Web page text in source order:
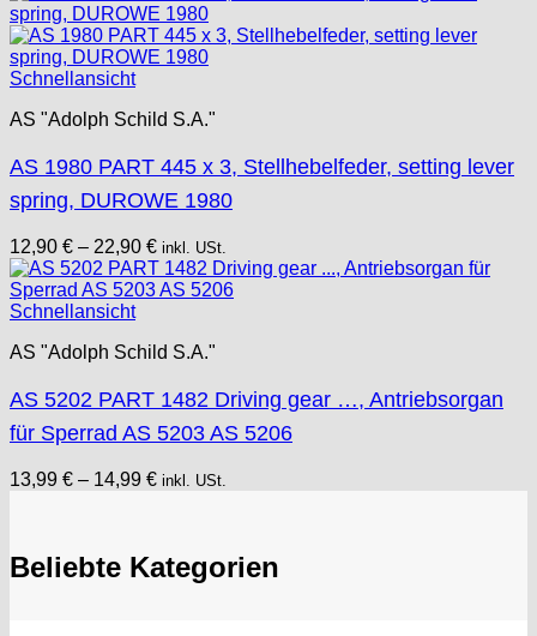
Schnellansicht
AS "Adolph Schild S.A."
AS 1980 PART 445 x 3, Stellhebelfeder, setting lever
spring, DUROWE 1980
12,90 € – 22,90 € inkl. USt.
Schnellansicht
AS "Adolph Schild S.A."
AS 5202 PART 1482 Driving gear …, Antriebsorgan
für Sperrad AS 5203 AS 5206
13,99 € – 14,99 € inkl. USt.
Beliebte Kategorien